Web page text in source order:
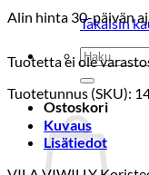
Takaisin
Etsi:
Ostoskori
Alin hinta 30-päivän
Tuotetta ei ole
Tuotetunnus (SKU):
Kuvaus
Lisätiedot